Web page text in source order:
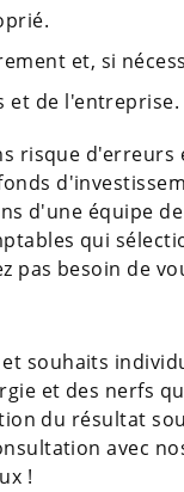
et, si
et de l'entreprise.
risque d'erreurs
d'une équipe
qui
pas besoin de
souhaits
et des nerfs
du résultat
avec
!